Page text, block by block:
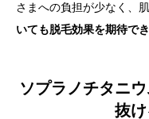
さまへの負担が少なく、
いても脱毛効果を期待でき
ソプラノチタニ
抜